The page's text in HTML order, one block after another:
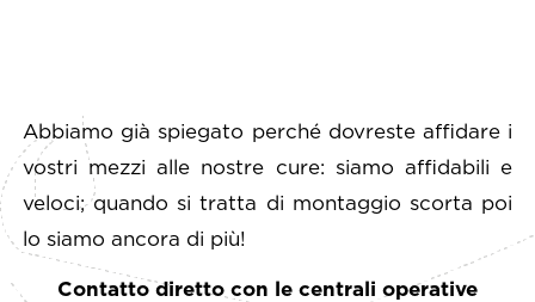
Abbiamo già spiegato perché dovreste affidare i
vostri mezzi alle nostre cure: siamo affidabili e
veloci; quando si tratta di montaggio scorta poi
lo siamo ancora di più!
Contatto diretto con le centrali operative